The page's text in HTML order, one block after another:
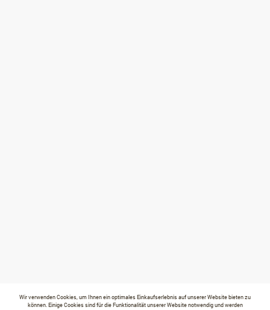
Wir verwenden Cookies, um Ihnen ein optimales Einkaufserlebnis auf unserer Website bieten zu
können. Einige Cookies sind für die Funktionalität unserer Website notwendig und werden